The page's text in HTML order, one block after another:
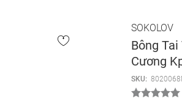
SOKOLOV
Bông
Cương
SKU: